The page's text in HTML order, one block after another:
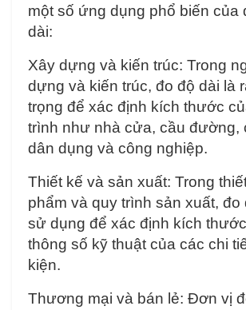
một số ứng dụng phổ biến của
dài:
Xây dựng và kiến trúc: Trong
dựng và kiến trúc, đo độ dài là
trọng để xác định kích thước
trình như nhà cửa, cầu đường,
dân dụng và công nghiệp.
Thiết kế và sản xuất: Trong
phẩm và quy trình sản xuất,
sử dụng để xác định kích
thông số kỹ thuật của các chi
kiện.
Thương mại và bán lẻ: Đơn vị